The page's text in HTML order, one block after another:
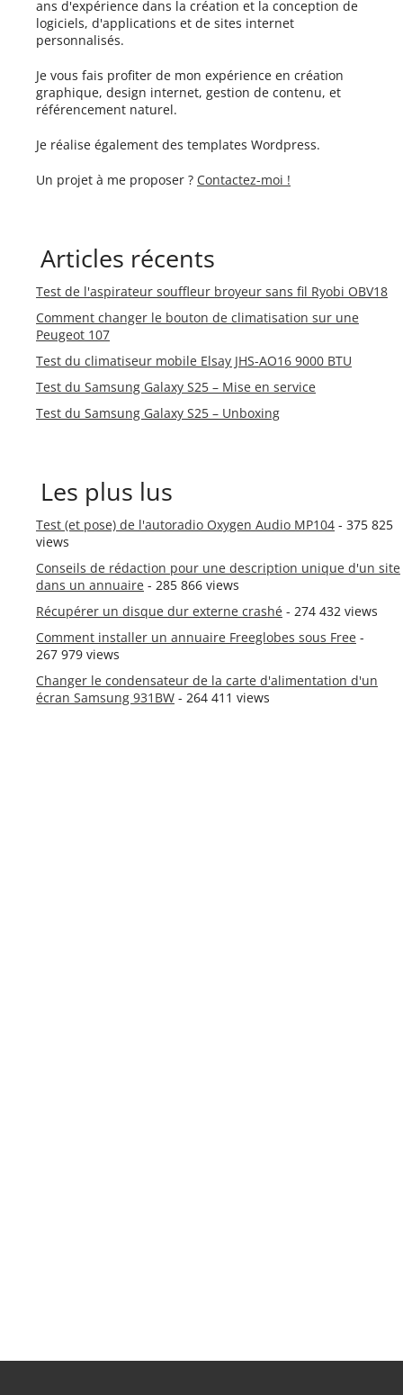
ans d'expérience dans la création et la conception de
logiciels, d'applications et de sites internet
personnalisés.
Je vous fais profiter de mon expérience en création
graphique, design internet, gestion de contenu, et
référencement naturel.
Je réalise également des templates Wordpress.
Un projet à me proposer ? Contactez-moi !
Articles récents
Test de l'aspirateur souffleur broyeur sans fil Ryobi OBV18
Comment changer le bouton de climatisation sur une
Peugeot 107
Test du climatiseur mobile Elsay JHS-AO16 9000 BTU
Test du Samsung Galaxy S25 – Mise en service
Test du Samsung Galaxy S25 – Unboxing
Les plus lus
Test (et pose) de l'autoradio Oxygen Audio MP104 - 375 825
views
Conseils de rédaction pour une description unique d'un site
dans un annuaire - 285 866 views
Récupérer un disque dur externe crashé - 274 432 views
Comment installer un annuaire Freeglobes sous Free -
267 979 views
Changer le condensateur de la carte d'alimentation d'un
écran Samsung 931BW - 264 411 views